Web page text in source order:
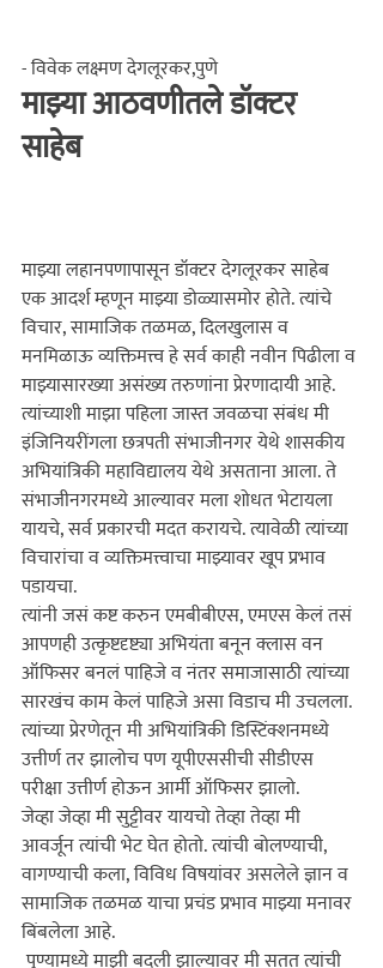
- विवेक लक्ष्मण देगलूरकर,पुणे
माझ्या आठवणीतले डॉक्टर
साहेब
माझ्या लहानपणापासून डॉक्टर देगलूरकर साहेब
एक आदर्श म्हणून माझ्या डोळ्यासमोर होते. त्यांचे
विचार, सामाजिक तळमळ, दिलखुलास व
मनमिळाऊ व्यक्तिमत्त्व हे सर्व काही नवीन पिढीला व
माझ्यासारख्या असंख्य तरुणांना प्रेरणादायी आहे.
त्यांच्याशी माझा पहिला जास्त जवळचा संबंध मी
इंजिनियरींगला छत्रपती संभाजीनगर येथे शासकीय
अभियांत्रिकी महाविद्यालय येथे असताना आला. ते
संभाजीनगरमध्ये आल्यावर मला शोधत भेटायला
यायचे, सर्व प्रकारची मदत करायचे. त्यावेळी त्यांच्या
विचारांचा व व्यक्तिमत्त्वाचा माझ्यावर खूप प्रभाव
पडायचा.
त्यांनी जसं कष्ट करुन एमबीबीएस, एमएस केलं तसं
आपणही उत्कृष्टदृष्ट्या अभियंता बनून क्लास वन
ऑफिसर बनलं पाहिजे व नंतर समाजासाठी त्यांच्या
सारखंच काम केलं पाहिजे असा विडाच मी उचलला.
त्यांच्या प्रेरणेतून मी अभियांत्रिकी डिस्टिंक्शनमध्ये
उत्तीर्ण तर झालोच पण यूपीएससीची सीडीएस
परीक्षा उत्तीर्ण होऊन आर्मी ऑफिसर झालो.
जेव्हा जेव्हा मी सुट्टीवर यायचो तेव्हा तेव्हा मी
आवर्जून त्यांची भेट घेत होतो. त्यांची बोलण्याची,
वागण्याची कला, विविध विषयांवर असलेले ज्ञान व
सामाजिक तळमळ याचा प्रचंड प्रभाव माझ्या मनावर
बिंबलेला आहे.
पुण्यामध्ये माझी बदली झाल्यावर मी सतत त्यांची